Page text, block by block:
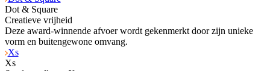
Dot & Square
Creatieve vrijheid
Deze award-winnende afvoer wordt gekenmerkt door zijn unieke
vorm en buitengewone omvang.
Xs
Xs